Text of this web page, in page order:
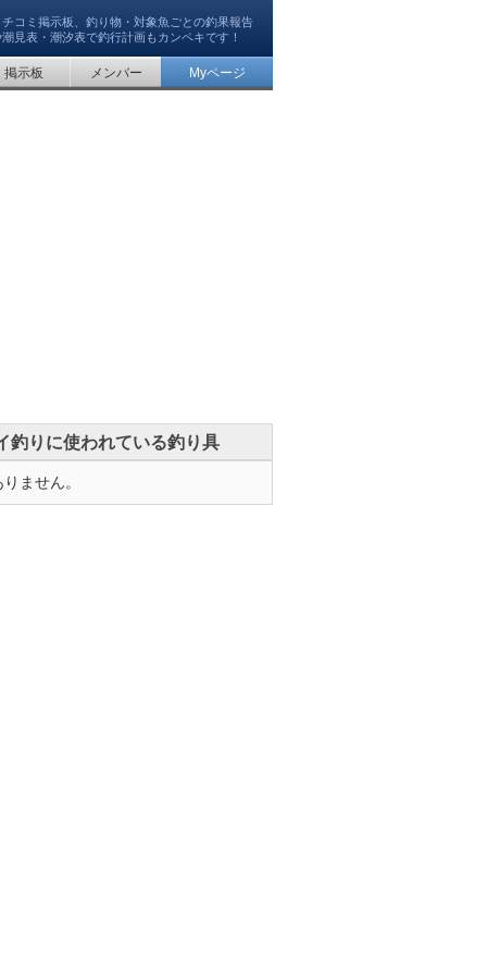
コミ掲示板、釣り物・対象魚ごとの釣果報告
見表・潮汐表で釣行計画もカンペキです！
掲示板 メンバー Myページ
釣りに使われている釣り具
ません。